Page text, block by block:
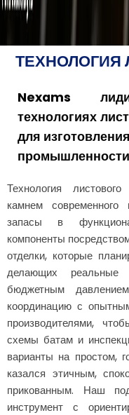
ТЕХНОЛОГИЯ
Nexams
технологиях
для
промышленности
Технология
камнем современного
запасы в
компоненты
отделки, которые
делающих
бюджетным
координацию с
производителями,
схемы батам и
варианты на простом,
казался этичным,
прикованным. Наш
инструмент с